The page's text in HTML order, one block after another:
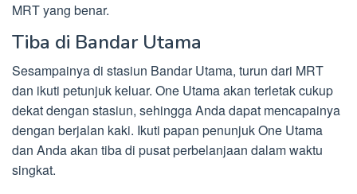
MRT yang benar.
Tiba di Bandar Utama
Sesampainya di stasiun Bandar Utama, turun dari MRT
dan ikuti petunjuk keluar. One Utama akan terletak cukup
dekat dengan stasiun, sehingga Anda dapat mencapainya
dengan berjalan kaki. Ikuti papan penunjuk One Utama
dan Anda akan tiba di pusat perbelanjaan dalam waktu
singkat.